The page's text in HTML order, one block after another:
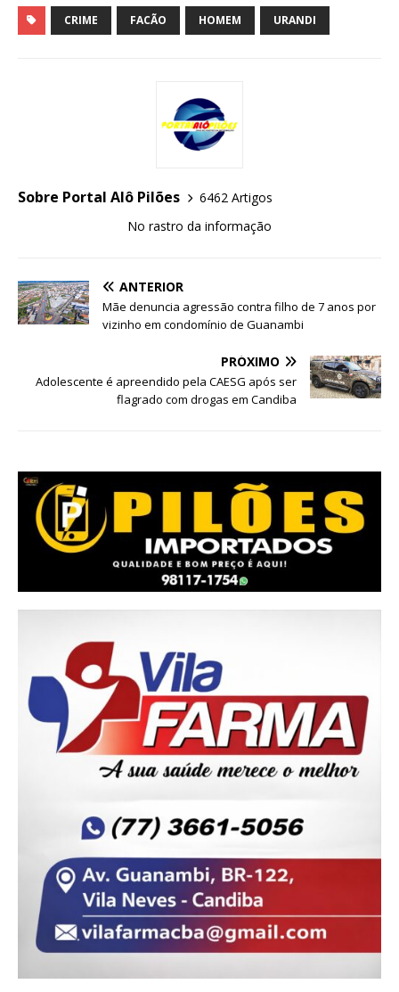
CRIME FACÃO HOMEM URANDI
Sobre Portal Alô Pilões
6462 Artigos
No rastro da informação
ANTERIOR
Mãe denuncia agressão contra filho de 7 anos por
vizinho em condomínio de Guanambi
PRÓXIMO
Adolescente é apreendido pela CAESG após ser
flagrado com drogas em Candiba